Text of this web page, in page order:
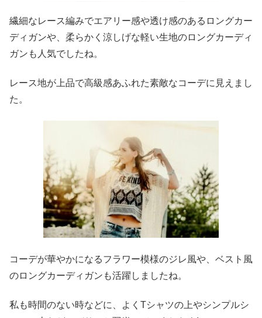
繊細なレース編みでエアリー感や透け感のあるロングカー
ディガンや、柔らかく涼しげな軽い生地のロングカーディ
ガンも人気でしたね。
レース地が上品で高級感あふれた素敵なコーデに見えまし
た。
コーデが華やかになるフラワー模様のジレ風や、ベスト風
のロングカーディガンも活躍しましたね。
私も時間のない時などに、よくTシャツの上やシンプルシ